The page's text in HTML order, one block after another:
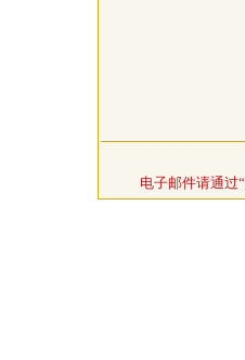
电子邮件请通过